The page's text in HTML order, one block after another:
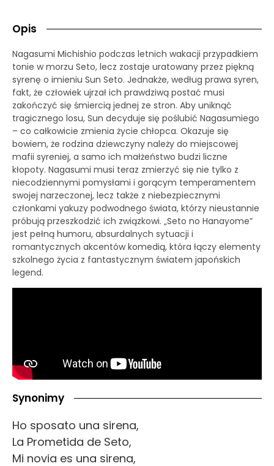
Opis
Nagasumi Michishio podczas letnich wakacji przypadkiem
tonie w morzu Seto, lecz zostaje uratowany przez piękną
syrenę o imieniu Sun Seto. Jednakże, według prawa syren,
fakt, że człowiek ujrzał ich prawdziwą postać musi
zakończyć się śmiercią jednej ze stron. Aby uniknąć
tragicznego losu, Sun decyduje się poślubić Nagasumiego
– co całkowicie zmienia życie chłopca. Okazuje się
bowiem, że rodzina dziewczyny należy do miejscowej
mafii syreniej, a samo ich małżeństwo budzi liczne
kłopoty. Nagasumi musi teraz zmierzyć się nie tylko z
niecodziennymi pomysłami i gorącym temperamentem
swojej narzeczonej, lecz także z niebezpiecznymi
członkami yakuzy podwodnego świata, którzy nieustannie
próbują przeszkodzić ich związkowi. „Seto no Hanayome”
jest pełną humoru, absurdalnych sytuacji i
romantycznych akcentów komedią, która łączy elementy
szkolnego życia z fantastycznym światem japońskich
legend.
Synonimy
Ho sposato una sirena,
La Prometida de Seto,
Mi novia es una sirena,